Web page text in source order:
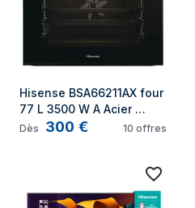
Hisense BSA66211AX four
77 L 3500 W A Acier
inoxydable
Dès 300 € 10 offres